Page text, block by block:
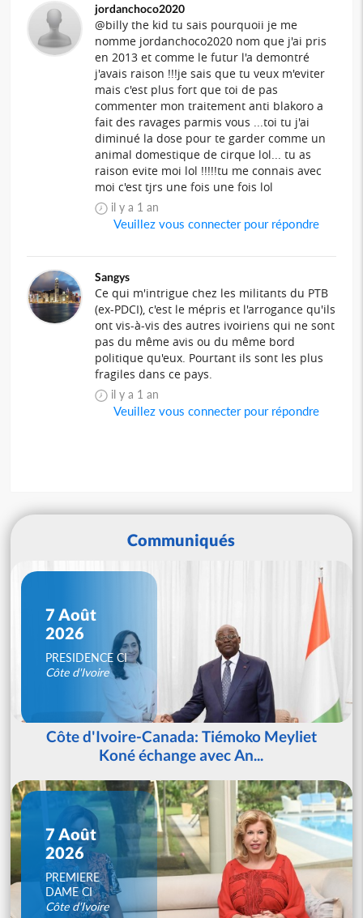
jordanchoco2020
@billy the kid tu sais pourquoii je me
nomme jordanchoco2020 nom que j'ai pris
en 2013 et comme le futur l'a demontré
j'avais raison !!!je sais que tu veux m'eviter
mais c'est plus fort que toi de pas
commenter mon traitement anti blakoro a
fait des ravages parmis vous ...toi tu j'ai
diminué la dose pour te garder comme un
animal domestique de cirque lol... tu as
raison evite moi lol !!!!!tu me connais avec
moi c'est tjrs une fois une fois lol
il y a 1 an
Veuillez vous connecter pour répondre
Sangys
Ce qui m'intrigue chez les militants du PTB
(ex-PDCI), c'est le mépris et l'arrogance qu'ils
ont vis-à-vis des autres ivoiriens qui ne sont
pas du même avis ou du même bord
politique qu'eux. Pourtant ils sont les plus
fragiles dans ce pays.
il y a 1 an
Veuillez vous connecter pour répondre
Communiqués
7 Août
2026
PRESIDENCE CI
Côte d'Ivoire
Côte d'Ivoire-Canada: Tiémoko Meyliet
Koné échange avec An...
7 Août
2026
PREMIERE
DAME CI
Côte d'Ivoire